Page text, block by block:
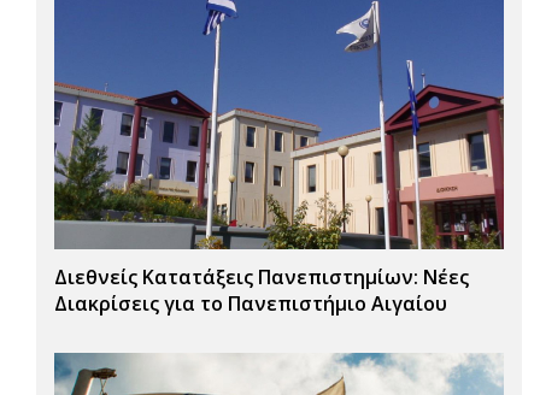
Διεθνείς Κατατάξεις Πανεπιστημίων: Νέες
Διακρίσεις για το Πανεπιστήμιο Αιγαίου